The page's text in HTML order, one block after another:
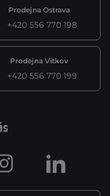
Prodejna Ostrava
+420 556 770 198
Prodejna Vítkov
+420 556 770 199
Instagram LinkedIn